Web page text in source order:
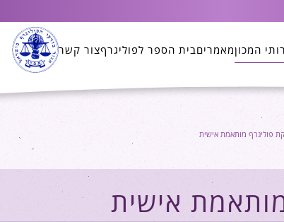
המכוןמאמריםבית הספר לפוליגרףצור קשר
פוליגרף מותאמת אישית
אישית